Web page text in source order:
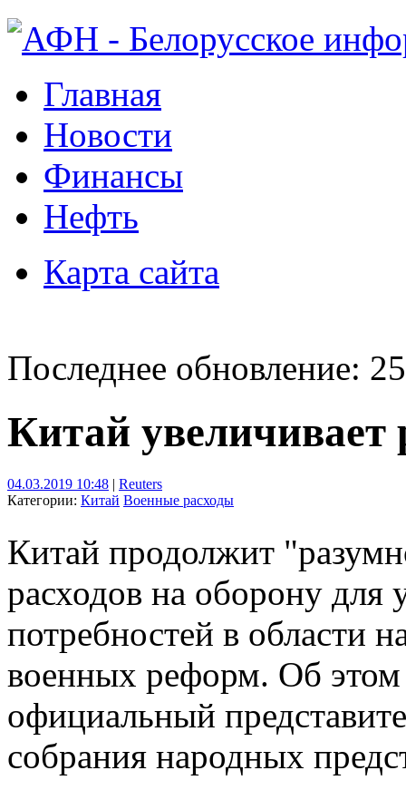
Главная
Новости
Финансы
Нефть
Карта сайта
Последнее обновление:
Китай увеличивает
04.03.2019 10:48 | Reuters
Категории: Китай Военные расходы
Китай продолжит
расходов на оборону для
потребностей в области
военных реформ. Об этом
официальный
собрания народных